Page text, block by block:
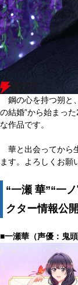
鋼の心を持つ朔と
の結婚”から始まっ
な作品です。
華と出会ってから
ます。よろしくお願
“一瀬 華”“一
クター情報公開
■一瀬華（声優：鬼頭